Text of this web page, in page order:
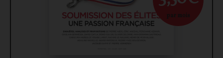
par mois